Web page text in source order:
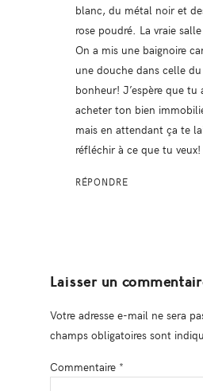
blanc, du métal noir et
rose poudré. La vraie
On a mis une baignoire
une douche dans celle du
bonheur! J’espère que tu
acheter ton bien
mais en attendant ça te
réfléchir à ce que tu veux!
RÉPONDRE
Laisser un
Votre adresse e-mail ne sera
champs obligatoires sont
Commentaire *